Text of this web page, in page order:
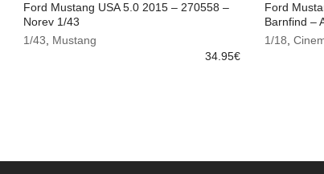
Ford Mustang USA 5.0 2015 – 270558 –
Norev 1/43
1/43
Mustang
34.95€
Ford
Barnfind –
1/18